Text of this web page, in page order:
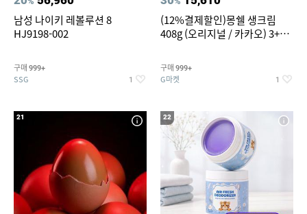
남성 나이키 레볼루션 8
HJ9198-002
구매 999+
SSG 1
(12%결제할인)몽쉘 생크림
408g (오리지널 / 카카오) 3+1
구매 999+
G마켓 1
21 22